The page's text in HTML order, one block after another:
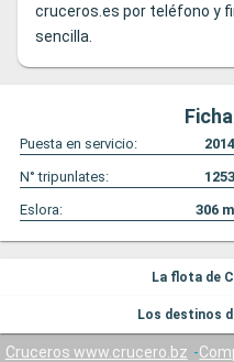
cruceros.es por teléfono y
sencilla.
Puesta en servicio: 2014
N° tripunlates:
1253
Eslora:
306 m
La flota de
Los destinos
Cruceros www.crucero.bz